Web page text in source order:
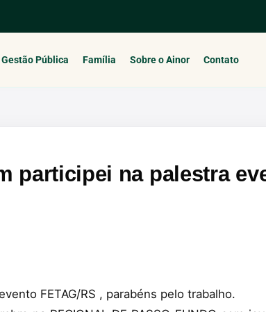
Gestão Pública Família Sobre o Ainor Contato
participei na palestra
FETAG/RS , parabéns pelo trabalho.